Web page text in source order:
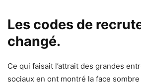
Les codes de
changé.
Ce qui faisait l’attrait des grandes
sociaux en ont montré la face